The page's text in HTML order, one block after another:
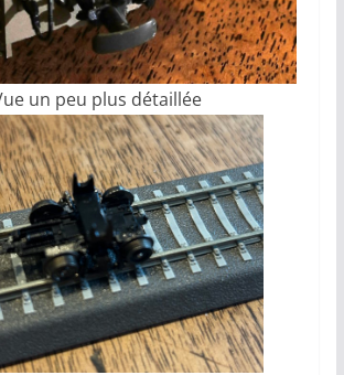
un peu plus détaillée